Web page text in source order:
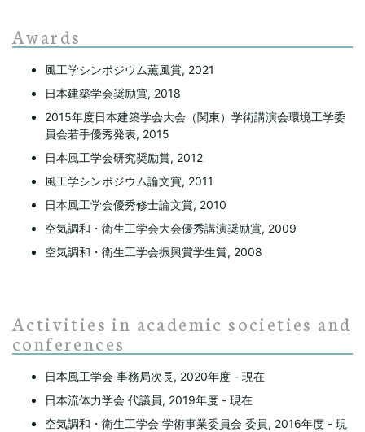
Awards
風工学シンポジウム薫風賞, 2021
日本建築学会奨励賞, 2018
2015年度日本建築学会大会（関東）学術講演会環境工学委
員会若手優秀発表, 2015
日本風工学会研究奨励賞, 2012
風工学シンポジウム論文賞, 2011
日本風工学会優秀修士論文賞, 2010
空気調和・衛生工学会大会優秀講演奨励賞, 2009
空気調和・衛生工学会振興賞学生賞, 2008
Activities in academic societies and
conferences
日本風工学会 事務局次長, 2020年度 - 現在
日本流体力学会 代議員, 2019年度 - 現在
空気調和・衛生工学会 学術事業委員会 委員, 2016年度 - 現